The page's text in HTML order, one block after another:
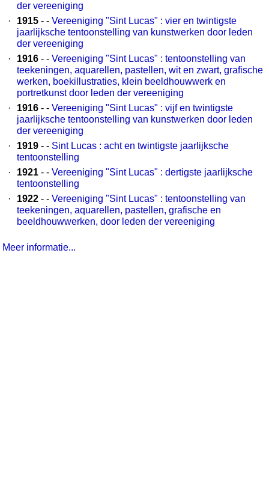
der vereeniging
·
1915 - - Vereeniging "Sint Lucas" : vier en twintigste
jaarlijksche tentoonstelling van kunstwerken door leden
der vereeniging
·
1916 - - Vereeniging "Sint Lucas" : tentoonstelling van
teekeningen, aquarellen, pastellen, wit en zwart, grafische
werken, boekillustraties, klein beeldhouwwerk en
portretkunst door leden der vereeniging
·
1916 - - Vereeniging "Sint Lucas" : vijf en twintigste
jaarlijksche tentoonstelling van kunstwerken door leden
der vereeniging
·
1919 - - Sint Lucas : acht en twintigste jaarlijksche
tentoonstelling
·
1921 - - Vereeniging "Sint Lucas" : dertigste jaarlijksche
tentoonstelling
·
1922 - - Vereeniging "Sint Lucas" : tentoonstelling van
teekeningen, aquarellen, pastellen, grafische en
beeldhouwwerken, door leden der vereeniging
Meer informatie...